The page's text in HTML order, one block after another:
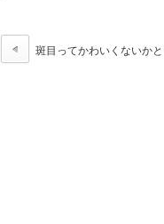
斑目ってかわいくないかと